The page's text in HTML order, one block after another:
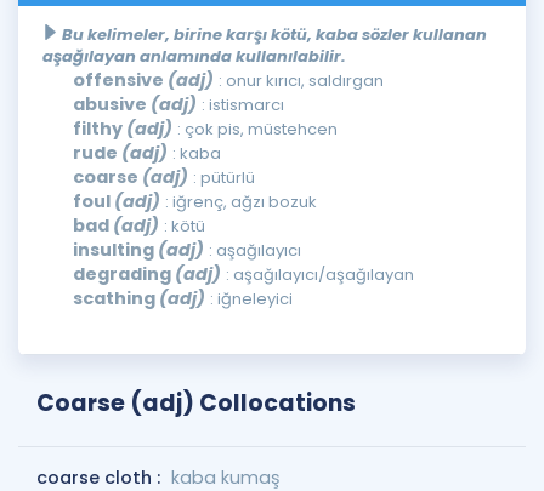
Bu kelimeler, birine karşı kötü, kaba sözler kullanan
aşağılayan anlamında kullanılabilir.
offensive (adj) : onur kırıcı, saldırgan
abusive (adj) : istismarcı
filthy (adj) : çok pis, müstehcen
rude (adj) : kaba
coarse (adj) : pütürlü
foul (adj) : iğrenç, ağzı bozuk
bad (adj) : kötü
insulting (adj) : aşağılayıcı
degrading (adj) : aşağılayıcı/aşağılayan
scathing (adj) : iğneleyici
Coarse (adj) Collocations
coarse cloth : kaba kumaş